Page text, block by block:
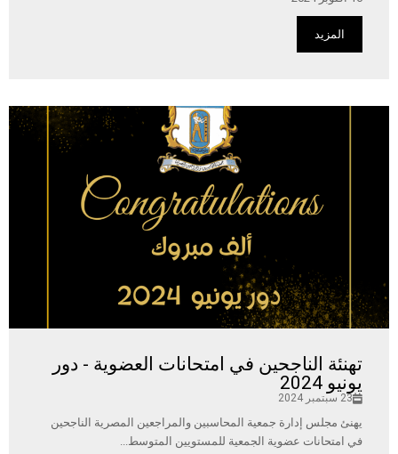
المزيد
تهنئة الناجحين في امتحانات العضوية - دور
يونيو 2024
23 سبتمبر 2024
يهنئ مجلس إدارة جمعية المحاسبين والمراجعين المصرية الناجحين
في امتحانات عضوية الجمعية للمستويين المتوسط...